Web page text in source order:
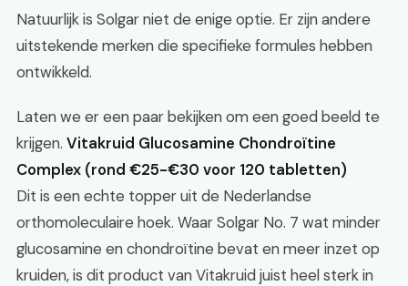
Natuurlijk is Solgar niet de enige optie. Er zijn andere
uitstekende merken die specifieke formules hebben
ontwikkeld.
Laten we er een paar bekijken om een goed beeld te
krijgen. Vitakruid Glucosamine Chondroïtine
Complex (rond €25-€30 voor 120 tabletten)
Dit is een echte topper uit de Nederlandse
orthomoleculaire hoek. Waar Solgar No. 7 wat minder
glucosamine en chondroïtine bevat en meer inzet op
kruiden, is dit product van Vitakruid juist heel sterk in